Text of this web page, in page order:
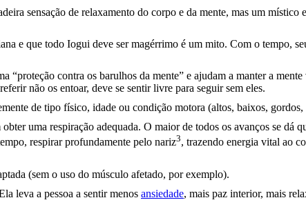
sensação de relaxamento do corpo e da mente, mas um místico
e que todo Iogui deve ser magérrimo é um mito. Com o tempo,
“proteção contra os barulhos da mente” e ajudam a manter a
não os entoar, deve se sentir livre para seguir sem eles.
de tipo físico, idade ou condição motora (altos, baixos,
uma respiração adequada. O maior de todos os avanços se dá
respirar profundamente pelo nariz3, trazendo energia vital ao
(sem o uso do músculo afetado, por exemplo).
leva a pessoa a sentir menos ansiedade, mais paz interior, mais